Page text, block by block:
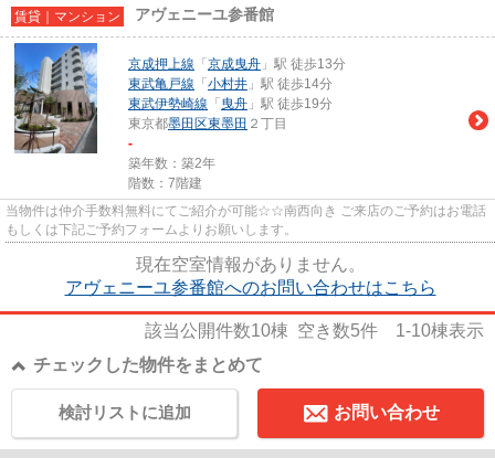
賃貸｜マンション アヴェニーユ参番館
京成押上線 「 京成曳舟 」駅 徒歩13分
東武亀戸線 「 小村井 」駅 徒歩14分
東武伊勢崎線 「 曳舟 」駅 徒歩19分
東京都墨田区東墨田 ２丁目
-
築年数：築2年
階数：7階建
当物件は仲介手数料無料にてご紹介が可能☆☆南西向き ご来店のご予約はお電話
もしくは下記ご予約フォームよりお願いします。
現在空室情報がありません。
アヴェニーユ参番館へのお問い合わせはこちら
該当公開件数10棟 空き数5件 1-10棟表示
チェックした物件をまとめて
お問い合わせ
検討リストに追加